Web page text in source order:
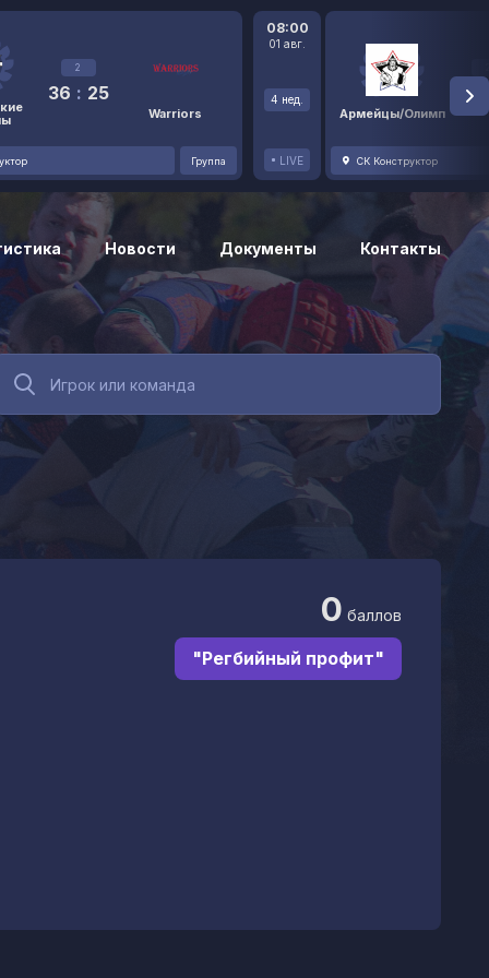
2
36 : 25
Warriors
Группа
08:00
01 авг.
4 нед.
LIVE
Армейцы/Олимп
48
СК Конструктор
Новости Документы Контакты
0 баллов
"Регбийный профит"